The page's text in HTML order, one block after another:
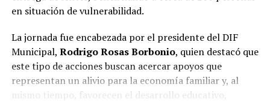
Destina Polo Crivelli 14.7 millones de pesos en obras
Demuestra DIF de Yanga trabajo por las personas
vulnerables
en situación de vulnerabilidad.
La jornada fue encabezada por el presidente del DIF
Municipal, Rodrigo Rosas Borbonio, quien destacó que
este tipo de acciones buscan acercar apoyos que
representan un alivio para la economía familiar y, al
mismo tiempo, favorecen el desarrollo educativo,